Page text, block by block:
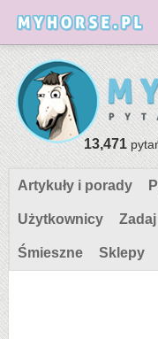
13,471
Artykuły i porady
Użytkownicy
Śmieszne Sklepy